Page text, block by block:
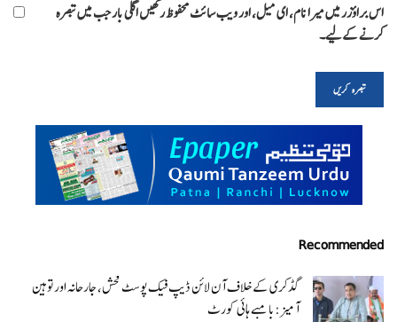
اس براؤزر میں میرا نام، ای میل، اور ویب سائٹ محفوظ رکھیں اگلی بار جب میں تبصرہ
کرنے کےلیے۔
Recommended
گڈکری کے خلاف آن لائن ڈیپ فیک پوسٹ فحش، جارحانہ اور توہین
آمیز:بامبے ہائی کورٹ